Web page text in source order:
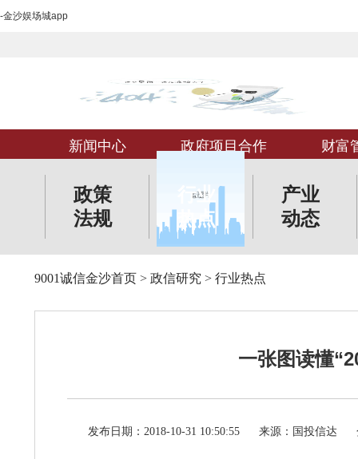
-金沙娱场城app
新闻中心 政府项目合作 财富
政策
法规
行业
热点
产业
动态
9001诚信金沙首页 > 政信研究 > 行业热点
一张图读懂
发布日期：2018-10-31 10:50:55 来源：国投信达